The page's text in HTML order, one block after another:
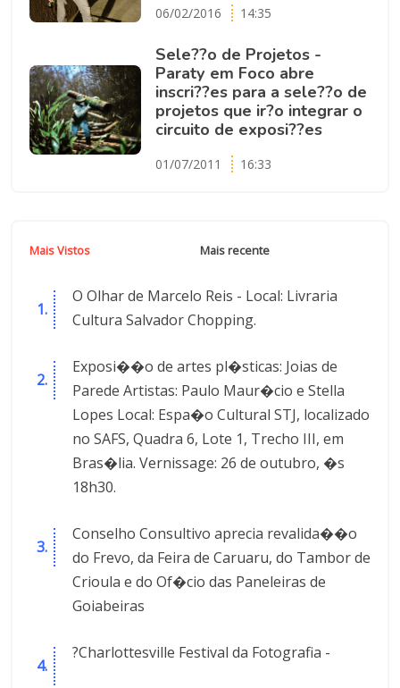
06/02/2016 14:35
Sele??o de Projetos -
Paraty em Foco abre
inscri??es para a sele??o de
projetos que ir?o integrar o
circuito de exposi??es
01/07/2011 16:33
Mais Vistos Mais recente
O Olhar de Marcelo Reis - Local: Livraria
Cultura Salvador Chopping.
Exposi��o de artes pl�sticas: Joias de
Parede Artistas: Paulo Maur�cio e Stella
Lopes Local: Espa�o Cultural STJ, localizado
no SAFS, Quadra 6, Lote 1, Trecho III, em
Bras�lia. Vernissage: 26 de outubro, �s
18h30.
Conselho Consultivo aprecia revalida��o
do Frevo, da Feira de Caruaru, do Tambor de
Crioula e do Of�cio das Paneleiras de
Goiabeiras
?Charlottesville Festival da Fotografia -